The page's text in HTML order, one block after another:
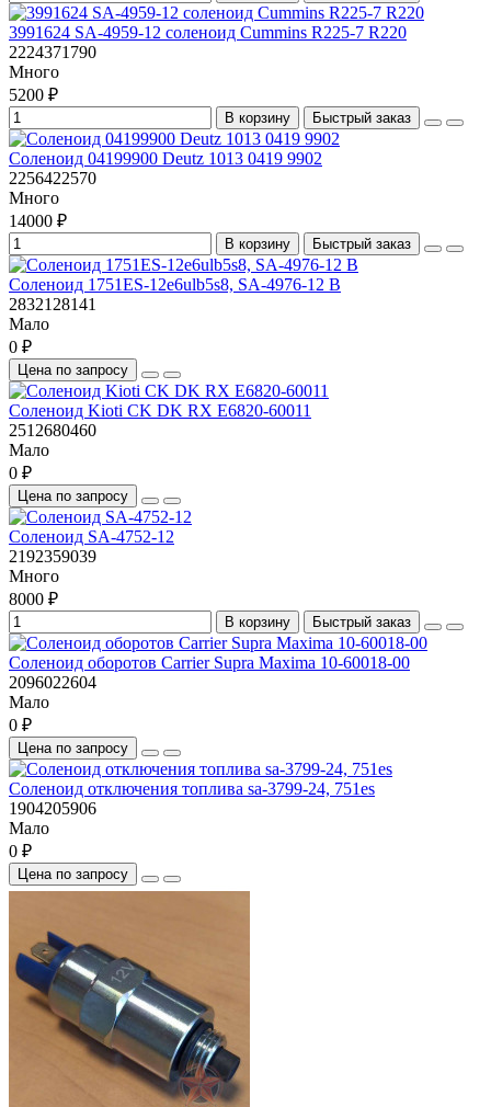
3991624 SA-4959-12 соленоид Cummins R225-7 R220
2224371790
Много
5200 ₽
В корзину Быстрый заказ
Cоленоид 04199900 Deutz 1013 0419 9902
2256422570
Много
14000 ₽
В корзину Быстрый заказ
Cоленоид 1751ES-12e6ulb5s8, SA-4976-12 В
2832128141
Мало
0 ₽
Цена по запросу
Cоленоид Kioti CK DK RX E6820-60011
2512680460
Мало
0 ₽
Цена по запросу
Cоленоид SA-4752-12
2192359039
Много
8000 ₽
В корзину Быстрый заказ
Cоленоид оборотов Carrier Supra Maxima 10-60018-00
2096022604
Мало
0 ₽
Цена по запросу
Cоленоид отключения топлива sa-3799-24, 751es
1904205906
Мало
0 ₽
Цена по запросу